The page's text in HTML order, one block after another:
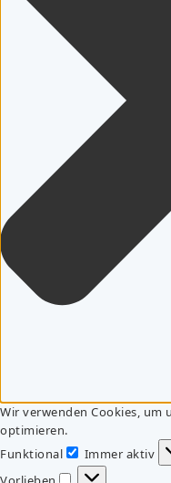
Wir verwenden Cookies, um
optimieren.
Funktional
Funktional
Immer aktiv